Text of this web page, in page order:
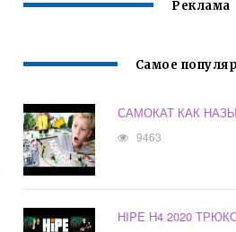
Реклама
Самое
САМОКАТ КАК
9463
HIPE H4 2020